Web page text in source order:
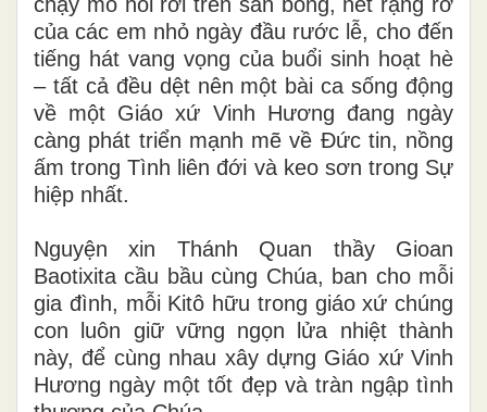
của các em nhỏ ngày đầu rước lễ, cho đến
tiếng hát vang vọng của buổi sinh hoạt hè
– tất cả đều dệt nên một bài ca sống động
về một Giáo xứ Vinh Hương đang ngày
càng phát triển mạnh mẽ về Đức tin, nồng
ấm trong Tình liên đới và keo sơn trong Sự
hiệp nhất.
Nguyện xin Thánh Quan thầy Gioan
Baotixita cầu bầu cùng Chúa, ban cho mỗi
gia đình, mỗi Kitô hữu trong giáo xứ chúng
con luôn giữ vững ngọn lửa nhiệt thành
này, để cùng nhau xây dựng Giáo xứ Vinh
Hương ngày một tốt đẹp và tràn ngập tình